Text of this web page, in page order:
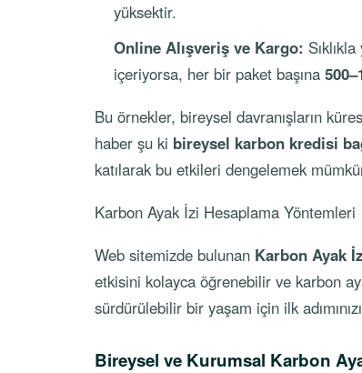
yüksektir.
Online Alışveriş ve Kargo:
içeriyorsa, her bir paket başına
Bu örnekler, bireysel davranışların
haber şu ki bireysel karbon kredisi
katılarak bu etkileri dengelemek
Karbon Ayak İzi Hesaplama Yöntemleri
Web sitemizde bulunan Karbon Ayak
etkisini kolayca öğrenebilir ve karbon
sürdürülebilir bir yaşam için ilk
Bireysel ve Kurumsal Karbon